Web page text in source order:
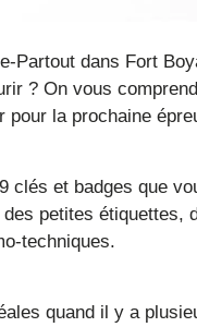
? On vous
la prochaine
petites
techniques.
quand il y a